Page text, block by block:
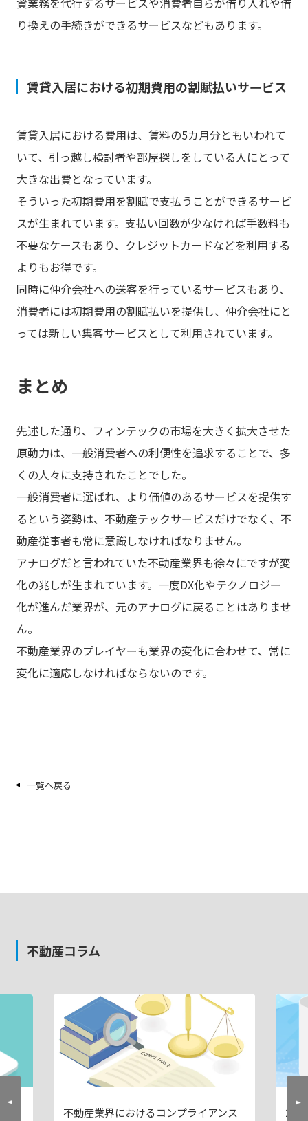
り換えの手続きができるサービスなどもあります。
賃貸入居における初期費用の割賦払いサービス
賃貸入居における費用は、賃料の5カ月分ともいわれて
いて、引っ越し検討者や部屋探しをしている人にとって
大きな出費となっています。
そういった初期費用を割賦で支払うことができるサービ
スが生まれています。支払い回数が少なければ手数料も
不要なケースもあり、クレジットカードなどを利用する
よりもお得です。
同時に仲介会社への送客を行っているサービスもあり、
消費者には初期費用の割賦払いを提供し、仲介会社にと
っては新しい集客サービスとして利用されています。
まとめ
先述した通り、フィンテックの市場を大きく拡大させた
原動力は、一般消費者への利便性を追求することで、多
くの人々に支持されたことでした。
一般消費者に選ばれ、より価値のあるサービスを提供す
るという姿勢は、不動産テックサービスだけでなく、不
動産従事者も常に意識しなければなりません。
アナログだと言われていた不動産業界も徐々にですが変
化の兆しが生まれています。一度DX化やテクノロジー
化が進んだ業界が、元のアナログに戻ることはありませ
ん。
不動産業界のプレイヤーも業界の変化に合わせて、常に
変化に適応しなければならないのです。
一覧へ戻る
不動産コラム
不動産業界におけるコンプライアンス